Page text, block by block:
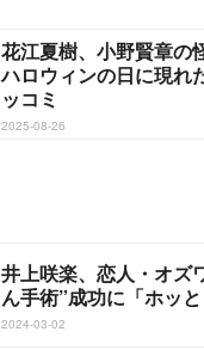
花江夏樹、小野賢章の
ハロウィンの日に現
ッコミ
2025-08-26
井上咲楽、恋人・オズ
ん手術”成功に「ホッと
2024-03-02